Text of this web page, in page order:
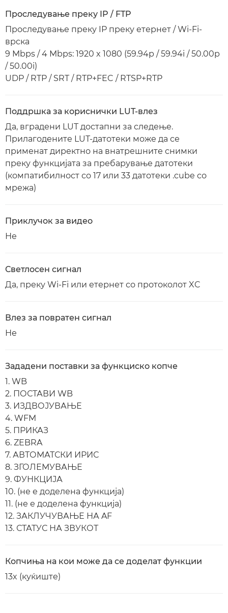
Проследување преку IP / FTP
Проследување преку IP преку етернет / Wi-Fi-
врска
9 Mbps / 4 Mbps: 1920 x 1080 (59.94p / 59.94i / 50.00p
/ 50.00i)
UDP / RTP / SRT / RTP+FEC / RTSP+RTP
Поддршка за кориснички LUT-влез
Да, вградени LUT достапни за следење.
Прилагодените LUT-датотеки може да се
применат директно на внатрешните снимки
преку функцијата за пребарување датотеки
(компатибилност со 17 или 33 датотеки .cube со
мрежа)
Приклучок за видео
Не
Светлосен сигнал
Да, преку Wi-Fi или етернет со протоколот XC
Влез за повратен сигнал
Не
Зададени поставки за функциско копче
1. WB
2. ПОСТАВИ WB
3. ИЗДВОЈУВАЊЕ
4. WFM
5. ПРИКАЗ
6. ZEBRA
7. АВТОМАТСКИ ИРИС
8. ЗГОЛЕМУВАЊЕ
9. ФУНКЦИЈА
10. (не е доделена функција)
11. (не е доделена функција)
12. ЗАКЛУЧУВАЊЕ НА AF
13. СТАТУС НА ЗВУКОТ
Копчиња на кои може да се доделат функции
13x (куќиште)